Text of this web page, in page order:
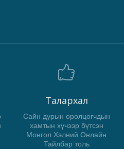
Талархал
Сайн дурын оролцогчдын
хамтын хүчээр бүтсэн
Монгол Хэлний Онлайн
Тайлбар толь